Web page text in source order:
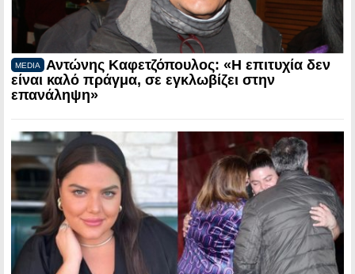
MEDIA
Αντώνης Καφετζόπουλος: «Η επιτυχία δεν
είναι καλό πράγμα, σε εγκλωβίζει στην
επανάληψη»